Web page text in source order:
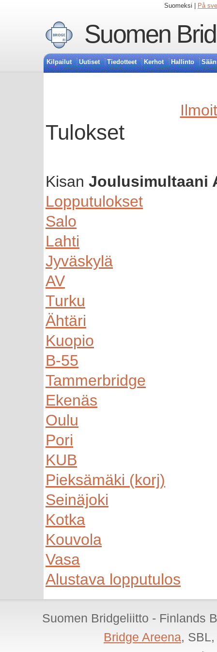
Suomeksi | På
Suomen
Kilpailut Uutiset Tiedotteet Kerhot Hallinto
Tulokset
Kisan Joulusimultaani
Lopputulokset
Salo
Lahti
Jyväskylä
AV
Turku
Ähtäri
Kuopio
B-55
Tammerbridge
Ekenäs
Oulu
Pori
KUB
Pieksämäki (korj)
Seinäjoki
Kotka
Kouvola
Vasa
Alustava lopputulos
Suomen Bridgeliitto - Finlands
Bridge Areena,